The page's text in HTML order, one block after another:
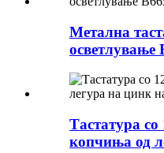
Метална
осветлување
Тастатура со
копчиња од